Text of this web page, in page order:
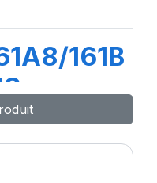
161B